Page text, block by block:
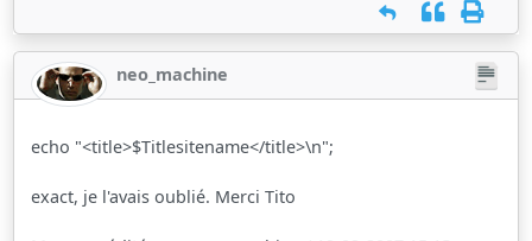
neo_machine
echo "<title>$Titlesitename</title>\n";
exact, je l'avais oublié. Merci Tito